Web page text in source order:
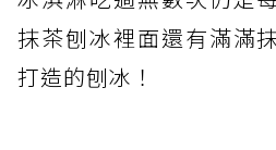
抹茶刨冰裡面還有滿滿
打造的刨冰！